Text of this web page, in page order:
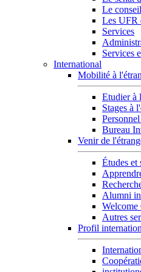
Le
Les UFR
Services
Services
International
Mobilité à
Etudier à
Stages à
Bureau
Venir de
Études et
Alumni
Welcome
Autres
Profil